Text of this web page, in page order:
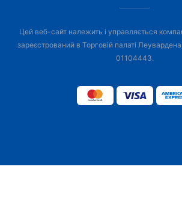
Цей веб-сайт належить і управляється
зареєстрований в Торговій палаті
01104443.